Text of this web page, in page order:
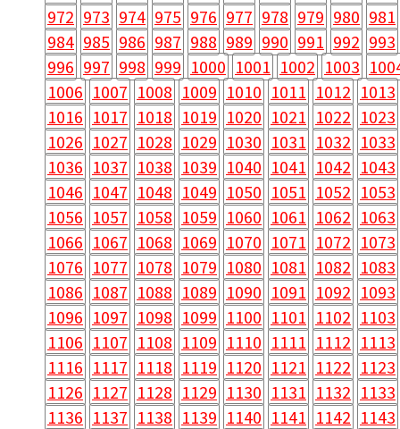
972 973 974 975 976 977 978 979 980 981
984 985 986 987 988 989 990 991 992 993
996 997 998 999 1000 1001 1002 1003
1006 1007 1008 1009 1010 1011 1012 1013
1016 1017 1018 1019 1020 1021 1022 1023
1026 1027 1028 1029 1030 1031 1032 1033
1036 1037 1038 1039 1040 1041 1042 1043
1046 1047 1048 1049 1050 1051 1052 1053
1056 1057 1058 1059 1060 1061 1062 1063
1066 1067 1068 1069 1070 1071 1072 1073
1076 1077 1078 1079 1080 1081 1082 1083
1086 1087 1088 1089 1090 1091 1092 1093
1096 1097 1098 1099 1100 1101 1102 1103
1106 1107 1108 1109 1110 1111 1112 1113
1116 1117 1118 1119 1120 1121 1122 1123
1126 1127 1128 1129 1130 1131 1132 1133
1136 1137 1138 1139 1140 1141 1142 1143